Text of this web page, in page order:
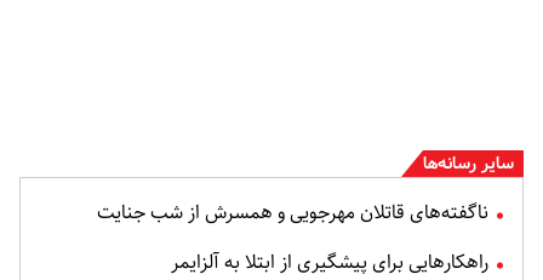
سایر رسانه‌ها
ناگفته‌های قاتلان مهرجویی و همسرش از شب جنایت
راهکارهایی برای پیشگیری از ابتلا به آلزایمر